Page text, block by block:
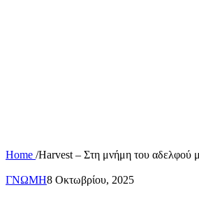
Home /Harvest – Στη μνήμη του αδελφού
ΓΝΩΜΗ8 Οκτωβρίου, 2025